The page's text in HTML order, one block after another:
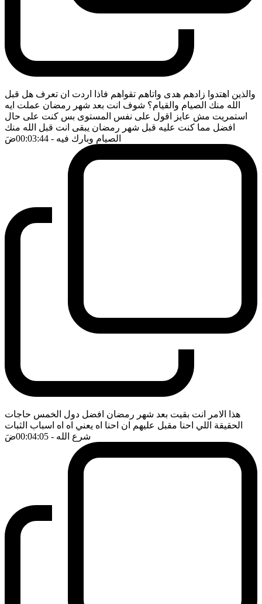
والذين اهتدوا زادهم هدى واتاهم تقواهم فاذا اردت ان تعرف هل قبل
الله منك الصيام والقيام؟ شوف انت بعد شهر رمضان عملت ايه
استمريت مش عايز اقول على نفس المستوى بس كنت على حال
افضل مما كنت عليه قبل شهر رمضان يبقى انت قبل الله منك
الصيام وبارك فيه - 00:03:44 ضَ
هذا الامر انت بقيت بعد شهر رمضان افضل دول الخمس حاجات
الحقيقة اللي احنا مقبل عليهم ان احنا اه يعني اه اه اسباب الثبات
شرع الله - 00:04:05 ضَ